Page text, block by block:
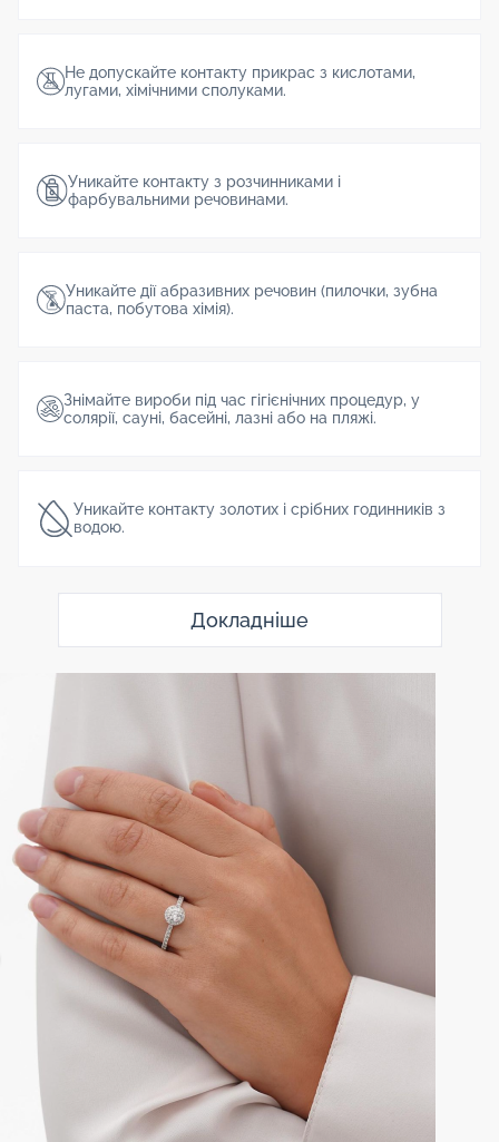
Не допускайте контакту прикрас з кислотами,
лугами, хімічними сполуками.
Уникайте контакту з розчинниками і
фарбувальними речовинами.
Уникайте дії абразивних речовин (пилочки, зубна
паста, побутова хімія).
Знімайте вироби під час гігієнічних процедур, у
солярії, сауні, басейні, лазні або на пляжі.
Уникайте контакту золотих і срібних годинників з
водою.
Докладніше